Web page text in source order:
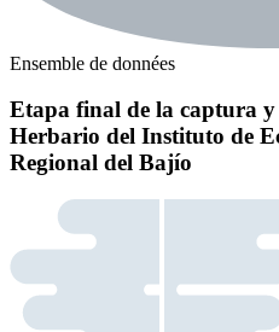
Ensemble de données
Etapa final de la captura
Herbario del Instituto de
Regional del Bajío